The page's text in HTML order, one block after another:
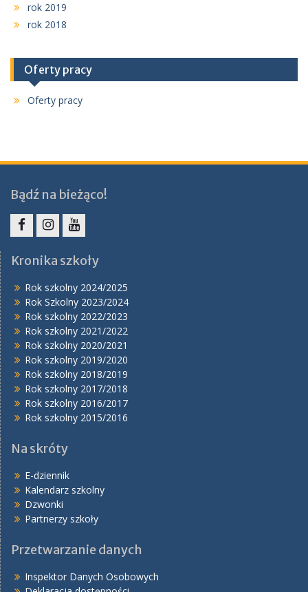
rok 2019
rok 2018
Oferty pracy
Oferty pracy
Bądź na bieżąco!
Kronika szkoły
Rok szkolny 2024/2025
Rok Szkolny 2023/2024
Rok szkolny 2022/2023
Rok szkolny 2021/2022
Rok szkolny 2020/2021
Rok szkolny 2019/2020
Rok szkolny 2018/2019
Rok szkolny 2017/2018
Rok szkolny 2016/2017
Rok szkolny 2015/2016
Na skróty
E-dziennik
Kalendarz szkolny
Dzwonki
Partnerzy szkoły
Przetwarzanie danych
Inspektor Danych Osobowych